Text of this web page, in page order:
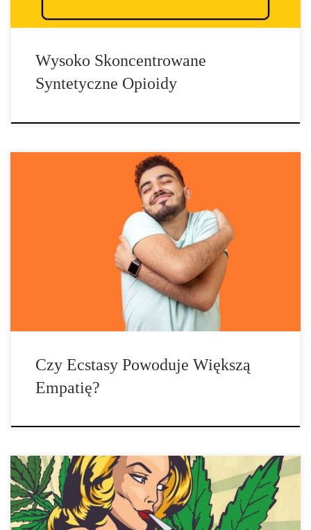
Wysoko Skoncentrowane
Syntetyczne Opioidy
Jaki Wpływ Ma MDMA Na Konsumentów? Aktywny składnik
ecstasy MDMA może wzmacniać uczucia bliskości z innymi
ludźmi. Ale czy konsumenci stają się bardziej empatyczni, ufni lub
chętni do współpracy? Kwestia ta została zbadana w podwójnie
ślepej próbie. MDMA czy placebo? Uczestnicy eksperymentu nie
wiedzieli, kiedy otrzymają substancję czynną ecstasy lub […]
Czy Ecstasy Powoduje Większą
Empatię?
Jaki Wpływ Mają Używki Na Życie Seksualne Badania już
niejednokrotnie wykazały, że używanie marihuany wzbogaca życie